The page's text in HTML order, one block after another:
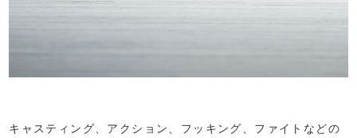
キャスティング、アクション、フッキング、ファイトなどの